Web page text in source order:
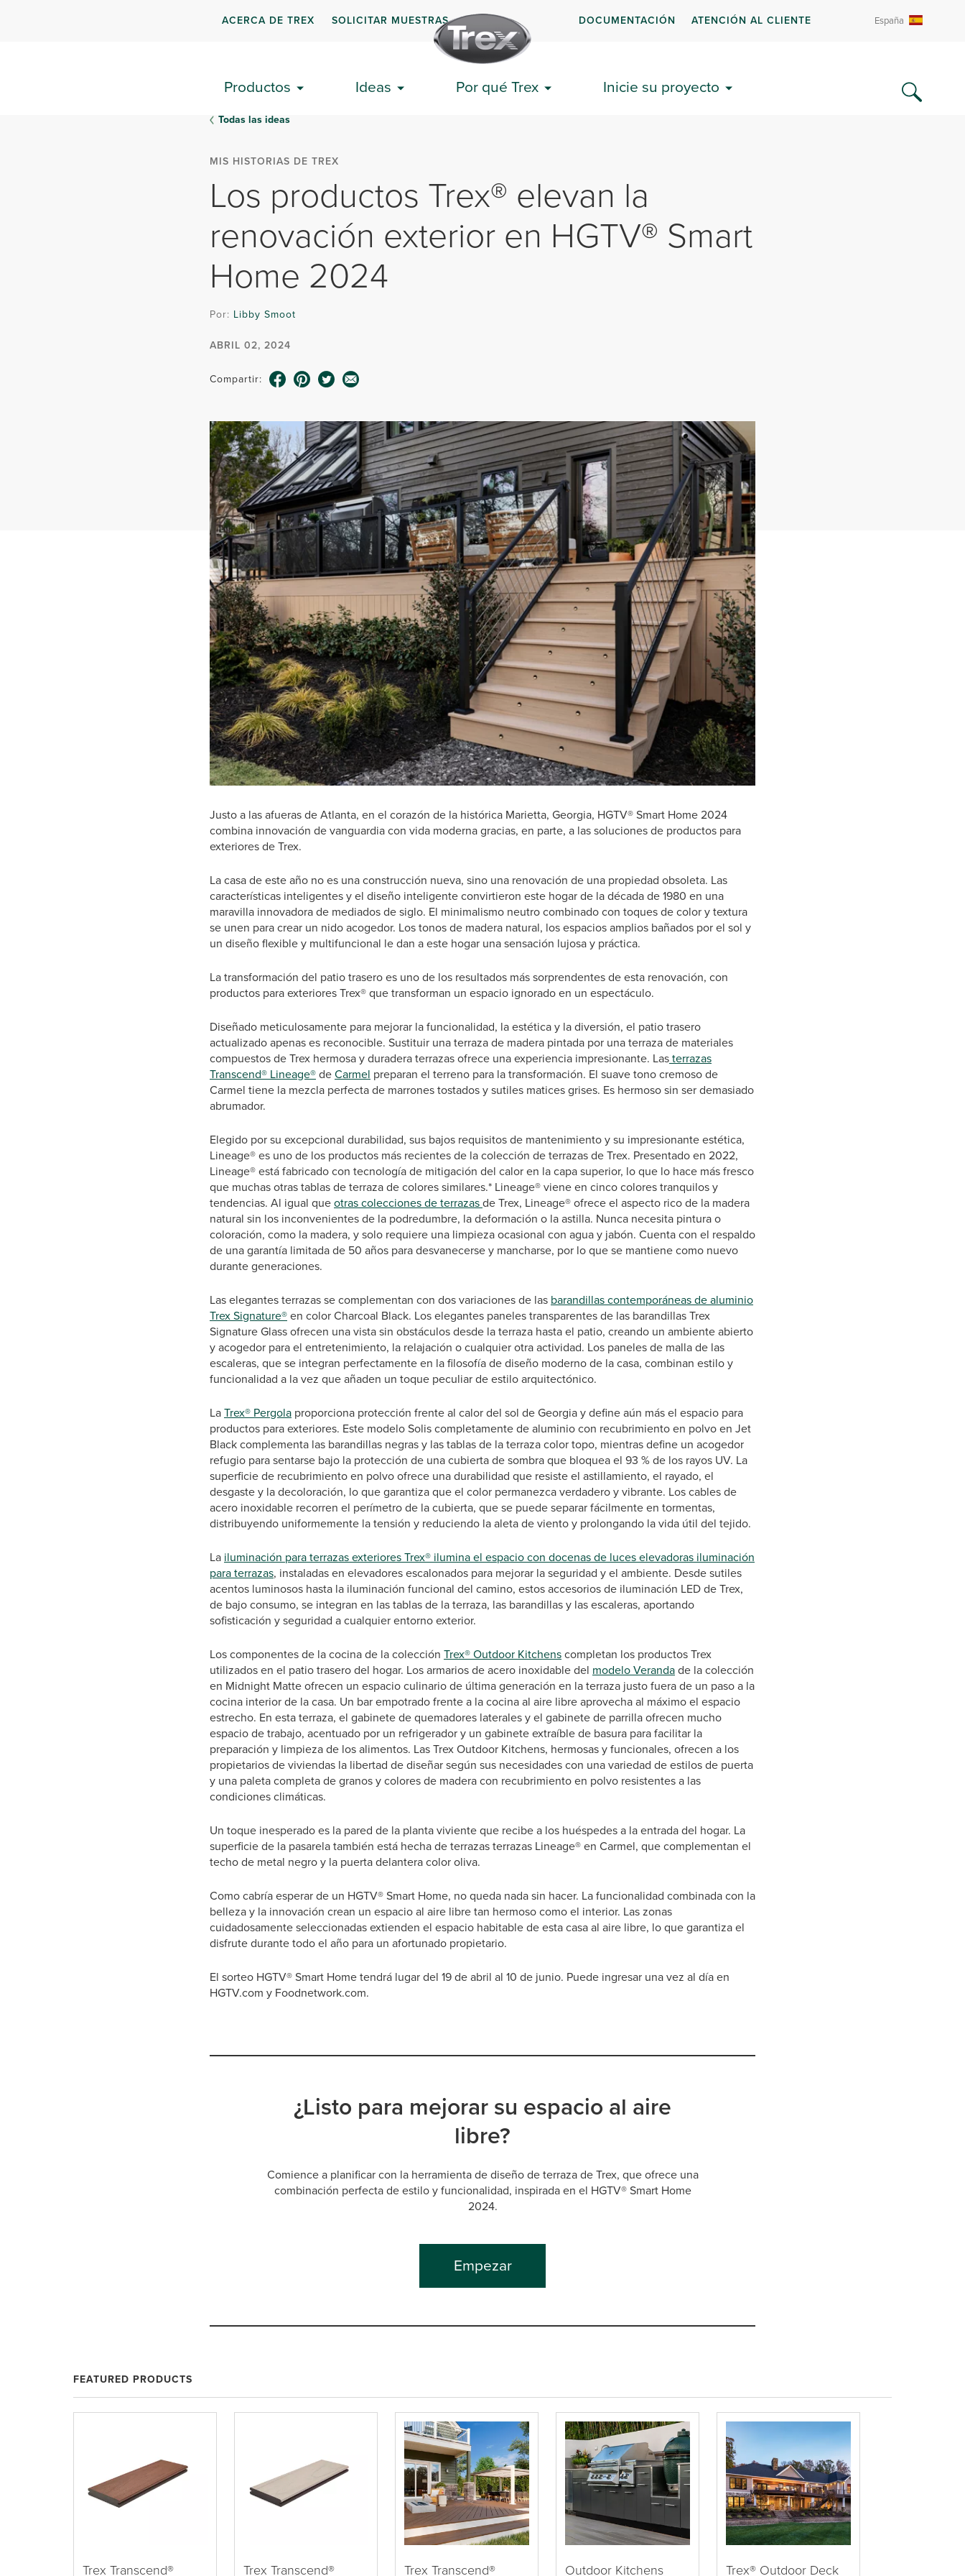
ACERCA DE TREX SOLICITAR MUESTRAS DOCUMENTACIÓN ATENCIÓN AL CLIENTE España
Productos Ideas Por qué Trex Inicie su proyecto
Todas las ideas
MIS HISTORIAS DE TREX
Los productos Trex® elevan la
renovación exterior en HGTV® Smart
Home 2024
Por: Libby Smoot
ABRIL 02, 2024
Compartir:
Justo a las afueras de Atlanta, en el corazón de la histórica Marietta, Georgia, HGTV® Smart Home 2024
combina innovación de vanguardia con vida moderna gracias, en parte, a las soluciones de productos para
exteriores de Trex.
La casa de este año no es una construcción nueva, sino una renovación de una propiedad obsoleta. Las
características inteligentes y el diseño inteligente convirtieron este hogar de la década de 1980 en una
maravilla innovadora de mediados de siglo. El minimalismo neutro combinado con toques de color y textura
se unen para crear un nido acogedor. Los tonos de madera natural, los espacios amplios bañados por el sol y
un diseño flexible y multifuncional le dan a este hogar una sensación lujosa y práctica.
La transformación del patio trasero es uno de los resultados más sorprendentes de esta renovación, con
productos para exteriores Trex® que transforman un espacio ignorado en un espectáculo.
Diseñado meticulosamente para mejorar la funcionalidad, la estética y la diversión, el patio trasero
actualizado apenas es reconocible. Sustituir una terraza de madera pintada por una terraza de materiales
compuestos de Trex hermosa y duradera terrazas ofrece una experiencia impresionante. Lasterrazas
Transcend® Lineage®deCarmel preparan el terreno para la transformación. El suave tono cremoso de
Carmel tiene la mezcla perfecta de marrones tostados y sutiles matices grises. Es hermoso sin ser demasiado
abrumador.
Elegido por su excepcional durabilidad, sus bajos requisitos de mantenimiento y su impresionante estética,
Lineage® es uno de los productos más recientes de la colección de terrazas de Trex. Presentado en 2022,
Lineage® está fabricado con tecnología de mitigación del calor en la capa superior, lo que lo hace más fresco
que muchas otras tablas de terraza de colores similares.* Lineage® viene en cinco colores tranquilos y
tendencias. Al igual queotras colecciones de terrazasde Trex, Lineage® ofrece el aspecto rico de la madera
natural sin los inconvenientes de la podredumbre, la deformación o la astilla. Nunca necesita pintura o
coloración, como la madera, y solo requiere una limpieza ocasional con agua y jabón. Cuenta con el respaldo
de una garantía limitada de 50 años para desvanecerse y mancharse, por lo que se mantiene como nuevo
durante generaciones.
Las elegantes terrazas se complementan con dos variaciones de las barandillas contemporáneas de aluminio
Trex Signature®en color Charcoal Black. Los elegantes paneles transparentes de las barandillas Trex
Signature Glass ofrecen una vista sin obstáculos desde la terraza hasta el patio, creando un ambiente abierto
y acogedor para el entretenimiento, la relajación o cualquier otra actividad. Los paneles de malla de las
escaleras, que se integran perfectamente en la filosofía de diseño moderno de la casa, combinan estilo y
funcionalidad a la vez que añaden un toque peculiar de estilo arquitectónico.
LaTrex® Pergola proporciona protección frente al calor del sol de Georgia y define aún más el espacio para
productos para exteriores. Este modelo Solis completamente de aluminio con recubrimiento en polvo en Jet
Black complementa las barandillas negras y las tablas de la terraza color topo, mientras define un acogedor
refugio para sentarse bajo la protección de una cubierta de sombra que bloquea el 93 % de los rayos UV. La
superficie de recubrimiento en polvo ofrece una durabilidad que resiste el astillamiento, el rayado, el
desgaste y la decoloración, lo que garantiza que el color permanezca verdadero y vibrante. Los cables de
acero inoxidable recorren el perímetro de la cubierta, que se puede separar fácilmente en tormentas,
distribuyendo uniformemente la tensión y reduciendo la aleta de viento y prolongando la vida útil del tejido.
La iluminación para terrazas exteriores Trex® ilumina el espacio con docenas de luces elevadoras iluminación
para terrazas, instaladas en elevadores escalonados para mejorar la seguridad y el ambiente. Desde sutiles
acentos luminosos hasta la iluminación funcional del camino, estos accesorios de iluminación LED de Trex,
de bajo consumo, se integran en las tablas de la terraza, las barandillas y las escaleras, aportando
sofisticación y seguridad a cualquier entorno exterior.
Los componentes de la cocina de la colección Trex® Outdoor Kitchenscompletan los productos Trex
utilizados en el patio trasero del hogar. Los armarios de acero inoxidable del modelo Verandade la colección
en Midnight Matte ofrecen un espacio culinario de última generación en la terraza justo fuera de un paso a la
cocina interior de la casa. Un bar empotrado frente a la cocina al aire libre aprovecha al máximo el espacio
estrecho. En esta terraza, el gabinete de quemadores laterales y el gabinete de parrilla ofrecen mucho
espacio de trabajo, acentuado por un refrigerador y un gabinete extraíble de basura para facilitar la
preparación y limpieza de los alimentos. Las Trex Outdoor Kitchens, hermosas y funcionales, ofrecen a los
propietarios de viviendas la libertad de diseñar según sus necesidades con una variedad de estilos de puerta
y una paleta completa de granos y colores de madera con recubrimiento en polvo resistentes a las
condiciones climáticas.
Un toque inesperado es la pared de la planta viviente que recibe a los huéspedes a la entrada del hogar. La
superficie de la pasarela también está hecha de terrazas terrazas Lineage® en Carmel, que complementan el
techo de metal negro y la puerta delantera color oliva.
Como cabría esperar de un HGTV® Smart Home, no queda nada sin hacer. La funcionalidad combinada con la
belleza y la innovación crean un espacio al aire libre tan hermoso como el interior. Las zonas
cuidadosamente seleccionadas extienden el espacio habitable de esta casa al aire libre, lo que garantiza el
disfrute durante todo el año para un afortunado propietario.
El sorteo HGTV® Smart Home tendrá lugar del 19 de abril al 10 de junio. Puede ingresar una vez al día en
HGTV.com y Foodnetwork.com.
¿Listo para mejorar su espacio al aire
libre?
Comience a planificar con la herramienta de diseño de terraza de Trex, que ofrece una
combinación perfecta de estilo y funcionalidad, inspirada en el HGTV® Smart Home
2024.
Empezar
FEATURED PRODUCTS
Trex Transcend® Trex Transcend® Trex Transcend® Outdoor Kitchens Trex® Outdoor Deck